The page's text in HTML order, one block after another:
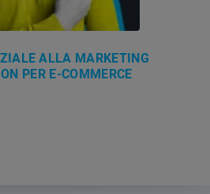
ALLA MARKETING
PER E-COMMERCE